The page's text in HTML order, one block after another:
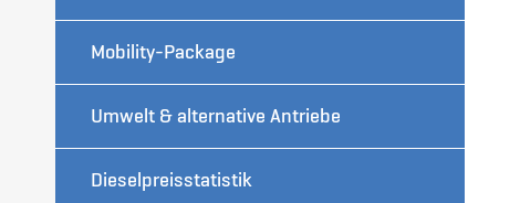
Mobility-Package
Umwelt & alternative Antriebe
Dieselpreisstatistik